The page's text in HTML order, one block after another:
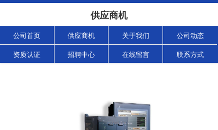
供应商机
公司首页 供应商机 关于我们 公司动态
资质认证 招聘中心 在线留言 联系方式